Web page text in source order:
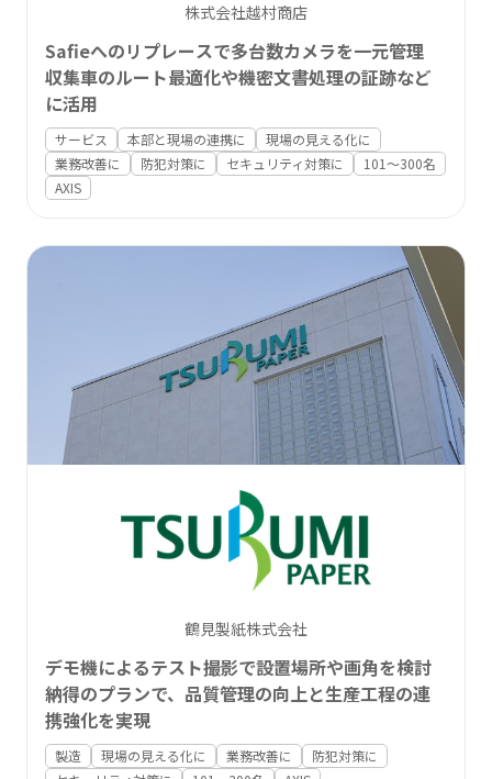
株式会社越村商店
Safieへのリプレースで多台数カメラを一元管理
収集車のルート最適化や機密文書処理の証跡など
に活用
サービス 本部と現場の連携に
現場の見える化に
業務改善に
防犯対策に セキュリティ対策に
101〜300名
AXIS
鶴見製紙株式会社
デモ機によるテスト撮影で設置場所や画角を検討
納得のプランで、品質管理の向上と生産工程の連
携強化を実現
製造 現場の見える化に 業務改善に
防犯対策に